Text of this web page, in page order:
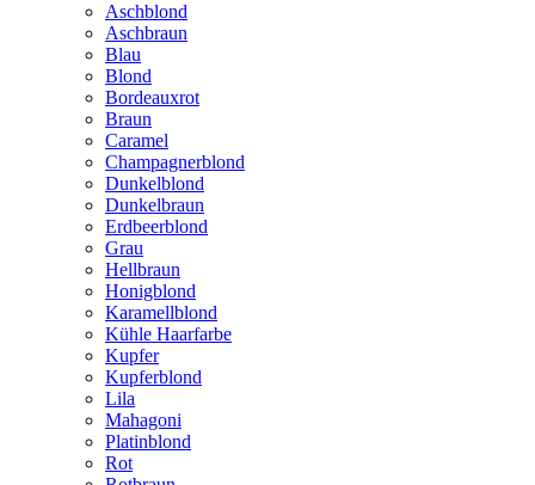
Aschblond
Aschbraun
Blau
Blond
Bordeauxrot
Braun
Caramel
Champagnerblond
Dunkelblond
Dunkelbraun
Erdbeerblond
Grau
Hellbraun
Honigblond
Karamellblond
Kühle Haarfarbe
Kupfer
Kupferblond
Lila
Mahagoni
Platinblond
Rot